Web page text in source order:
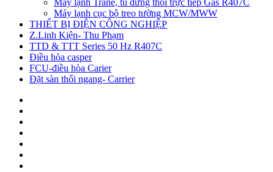
Máy lạnh Trane, tủ đứng thổi trực tiếp Gas R407C
Máy lạnh cục bộ treo tường MCW/MWW
THIẾT BỊ ĐIỆN CÔNG NGHIỆP
Z.Linh Kiện- Thu Phạm
TTD & TTT Series 50 Hz R407C
Điều hòa casper
FCU-điều hòa Carier
Đặt sàn thổi ngang- Carrier